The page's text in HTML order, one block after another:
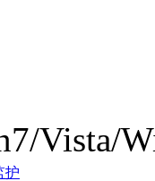
Vista/
护